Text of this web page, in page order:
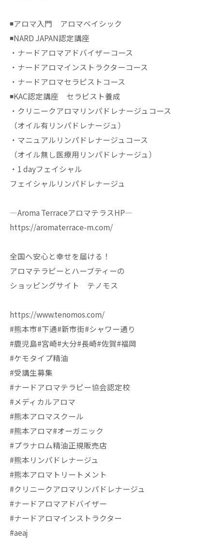
◾️アロマ入門 アロマベイシック
◾️NARD JAPAN認定講座
・ナードアロマアドバイザーコース
・ナードアロマインストラクターコース
・ナードアロマセラピストコース
◾️KAC認定講座 セラピスト養成
・クリニークアロマリンパドレナージュコース
（オイル有リンパドレナージュ）
・マニュアルリンパドレナージュコース
（オイル無し医療用リンパドレナージュ）
・1 dayフェイシャル
フェイシャルリンパドレナージュ
—Aroma TerraceアロマテラスHP—
https://aromaterrace-m.com/
全国へ安心と幸せを届ける！
アロマテラピーとハーブティーの
ショッピングサイト テノモス
https://www.tenomos.com/
#熊本市#下通#新市街#シャワー通り
#鹿児島#宮崎#大分#長崎#佐賀#福岡
#ケモタイプ精油
#受講生募集
#ナードアロマテラピー協会認定校
#メディカルアロマ
#熊本アロマスクール
#熊本アロマ#オーガニック
#プラナロム精油正規販売店
#熊本リンパドレナージュ
#熊本アロマトリートメント
#クリニークアロマリンパドレナージュ
#ナードアロマアドバイザー
#ナードアロマインストラクター
#aeaj